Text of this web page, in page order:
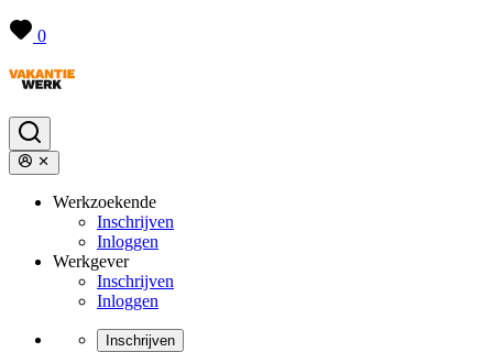
0
Werkzoekende
Inschrijven
Inloggen
Werkgever
Inschrijven
Inloggen
Inschrijven